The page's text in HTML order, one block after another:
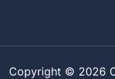
Copyright © 2026